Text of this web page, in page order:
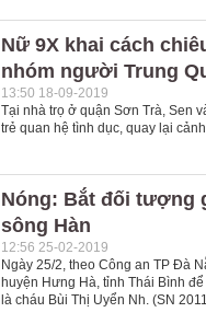
Nữ 9X khai cách
nhóm người Trung
13:50 18-09-2019
Tại nhà trọ ở quận Sơn Trà, Sen
trẻ quan hệ tình dục, quay lại
Nóng: Bắt đối tượng
sông Hàn
12:56 25-02-2019
Ngày 25/2, theo Công an TP Đà
huyện Hưng Hà, tỉnh Thái Bình
là cháu Bùi Thị Uyển Nh. (SN